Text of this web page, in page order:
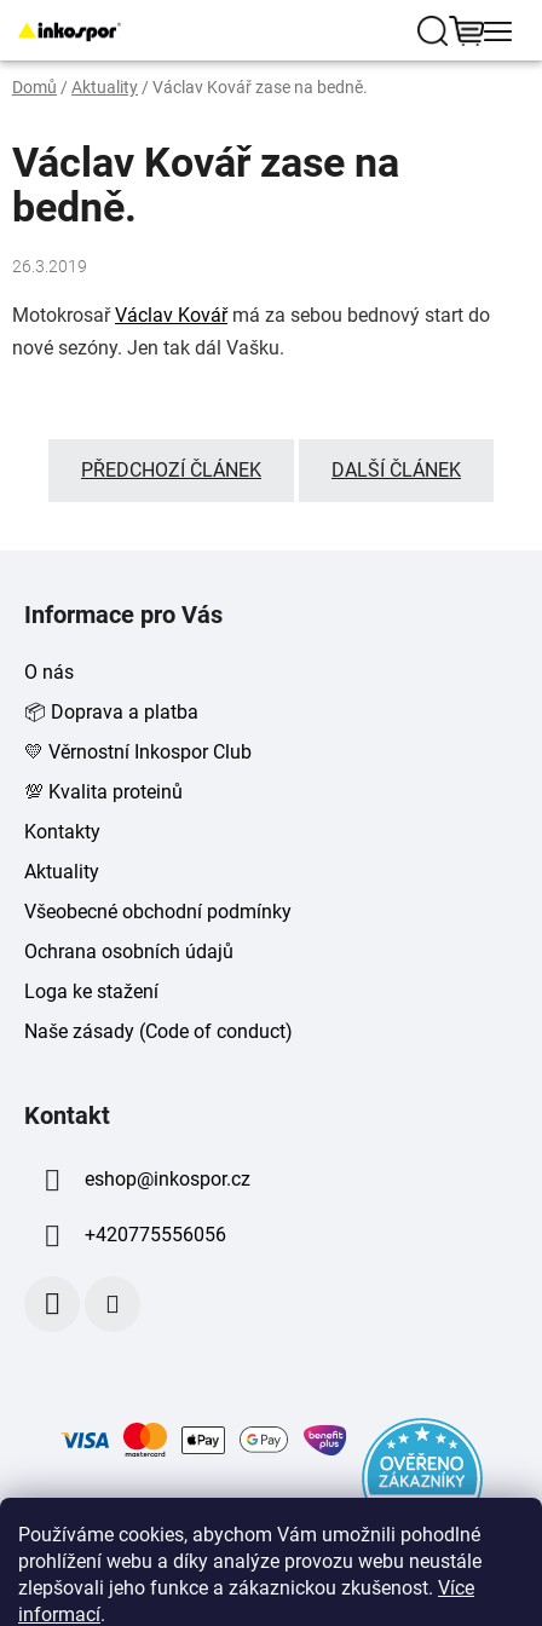
Používáme cookies, abychom Vám umožnili pohodlné
prohlížení webu a díky analýze provozu webu neustále
zlepšovali jeho funkce a zákaznickou zkušenost. Více
informací.
na
obsah
Hledat
Domů / Aktuality/ Václav Kovář zase na bedně.
Václav Kovář zase na
bedně.
26.3.2019
MotokrosařVáclav Kovářmá za sebou bednový start do
nové sezóny. Jen tak dál Vašku.
PŘEDCHOZÍ ČLÁNEK DALŠÍ ČLÁNEK
Informace pro Vás
O nás
📦 Doprava a platba
💛 Věrnostní Inkospor Club
💯 Kvalita proteinů
Kontakty
Aktuality
Všeobecné obchodní podmínky
Ochrana osobních údajů
Loga ke stažení
Naše zásady (Code of conduct)
Kontakt
eshop@inkospor.cz
+420775556056